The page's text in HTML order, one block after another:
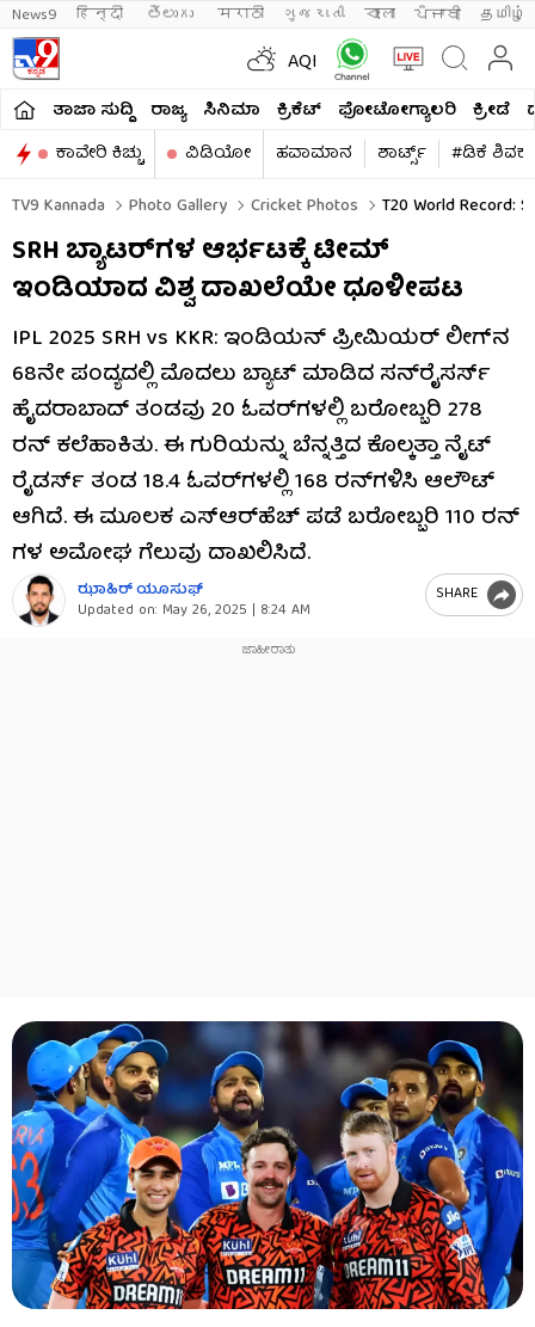
News9 हिन्दी తెలుగు मराठी ગુજરાતી বাংলা ਪੰਜਾਬੀ தமிழ்
AQI
ತಾಜಾ ಸುದ್ದಿ ರಾಜ್ಯ ಸಿನಿಮಾ ಕ್ರಿಕೆಟ್​ ಫೋಟೋಗ್ಯಾಲರಿ ಕ್ರೀಡೆ
ಕಾವೇರಿ ಕಿಚ್ಚು
ವಿಡಿಯೋ ಹವಾಮಾನ ಶಾರ್ಟ್ಸ್​
#ಡಿಕೆ
TV9 Kannada
Photo Gallery Cricket Photos T20 World Record:
SRH ಬ್ಯಾಟರ್​ಗಳ ಆರ್ಭಟಕ್ಕೆ ಟೀಮ್
ಇಂಡಿಯಾದ ವಿಶ್ವ ದಾಖಲೆಯೇ ಧೂಳೀಪಟ
IPL 2025 SRH vs KKR: ಇಂಡಿಯನ್ ಪ್ರೀಮಿಯರ್ ಲೀಗ್​ನ
68ನೇ ಪಂದ್ಯದಲ್ಲಿ ಮೊದಲು ಬ್ಯಾಟ್ ಮಾಡಿದ ಸನ್​ರೈಸರ್ಸ್
ಹೈದರಾಬಾದ್ ತಂಡವು 20 ಓವರ್​ಗಳಲ್ಲಿ ಬರೋಬ್ಬರಿ 278
ರನ್​ ಕಲೆಹಾಕಿತು. ಈ ಗುರಿಯನ್ನು ಬೆನ್ನತ್ತಿದ ಕೊಲ್ಕತ್ತಾ ನೈಟ್
ರೈಡರ್ಸ್ ತಂಡ 18.4 ಓವರ್​ಗಳಲ್ಲಿ 168 ರನ್​ಗಳಿಸಿ ಆಲೌಟ್
ಆಗಿದೆ. ಈ ಮೂಲಕ ಎಸ್​ಆರ್​ಹೆಚ್​ ಪಡೆ ಬರೋಬ್ಬರಿ 110 ರನ್​
ಗಳ ಅಮೋಘ ಗೆಲುವು ದಾಖಲಿಸಿದೆ.
ಝಾಹಿರ್ ಯೂಸುಫ್
Updated on: May 26, 2025 | 8:24 AM
SHARE